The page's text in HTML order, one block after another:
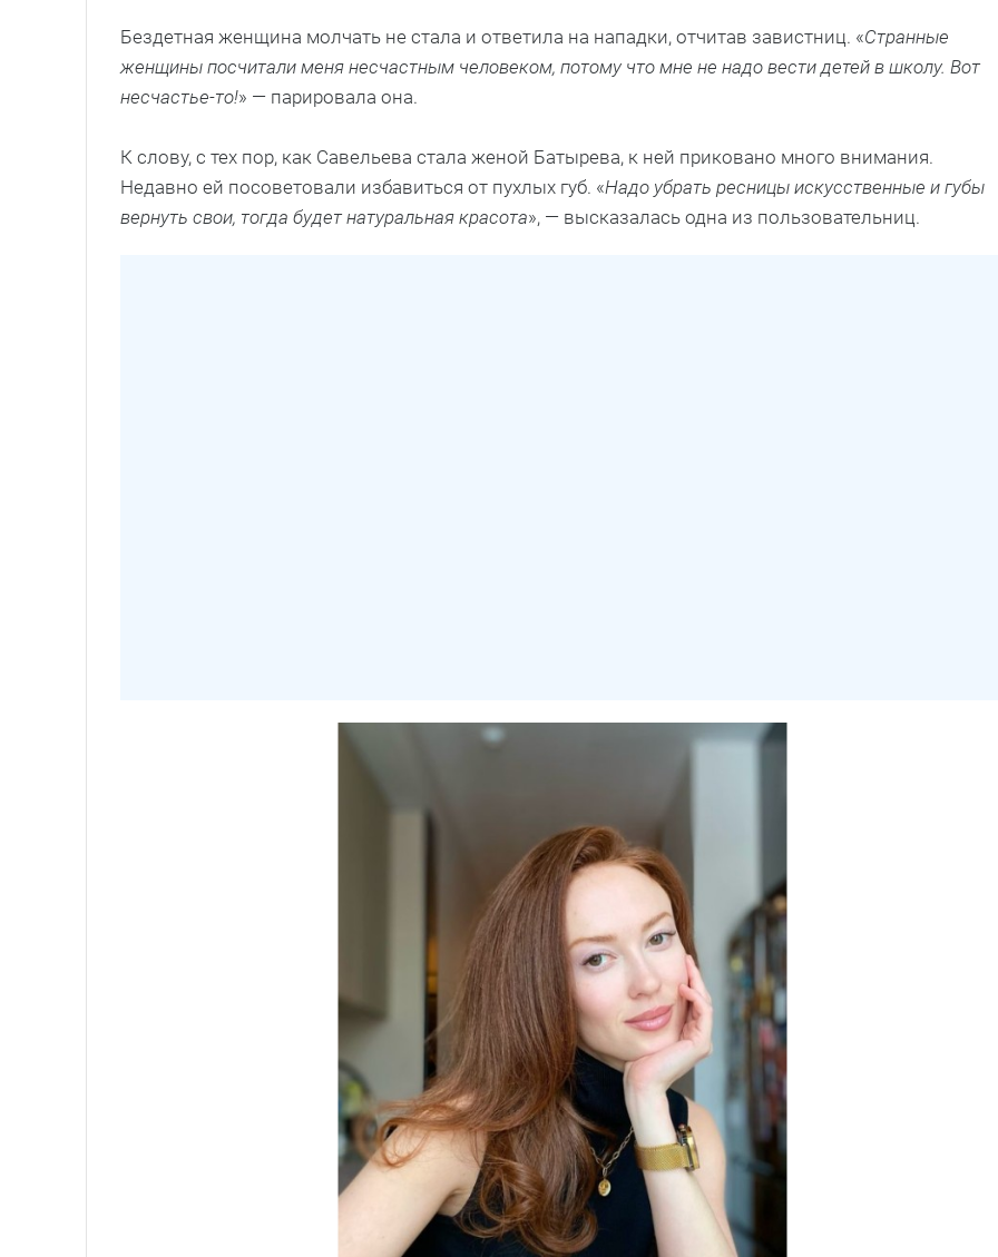
Бездетная женщина молчать не стала и ответила на нападки, отчитав завистниц. «Странные
женщины посчитали меня несчастным человеком, потому что мне не надо вести детей в школу. Вот
несчастье-то!» — парировала она.
К слову, с тех пор, как Савельева стала женой Батырева, к ней приковано много внимания.
Недавно ей посоветовали избавиться от пухлых губ. «Надо убрать ресницы искусственные и губы
вернуть свои, тогда будет натуральная красота», — высказалась одна из пользовательниц.